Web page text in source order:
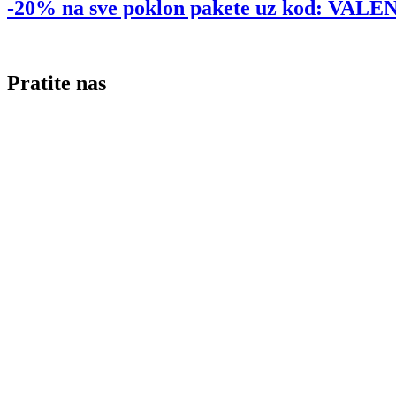
-20% na sve poklon pakete uz kod:
Pratite nas